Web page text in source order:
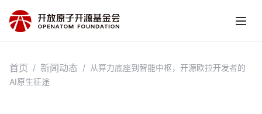
首页 / 新闻动态 / 从算力底座到智能中枢，开源欧拉开发者的
AI原生征途